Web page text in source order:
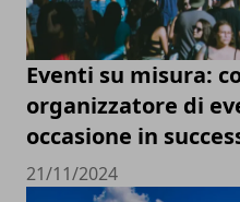
Eventi su misura:
organizzatore di
occasione in
21/11/2024